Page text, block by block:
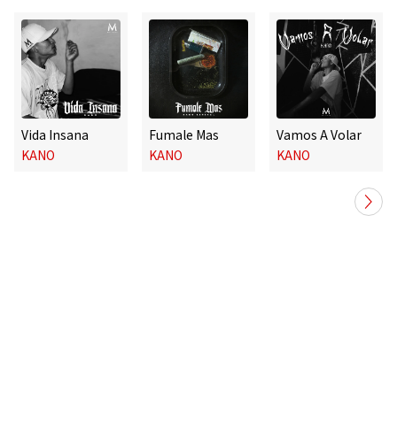
Vida Insana
KANO
Fumale Mas
KANO
Vamos A Volar
KANO